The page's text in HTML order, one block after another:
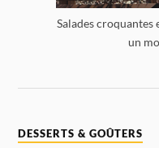
Salades
un
DESSERTS & GOÛTERS